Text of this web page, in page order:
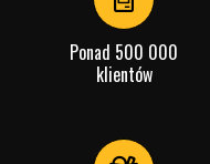
Ponad 500 000
klientów